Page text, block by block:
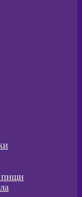
пищи